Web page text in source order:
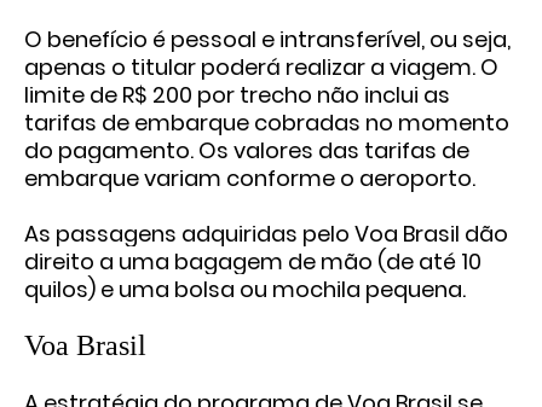
O benefício é pessoal e intransferível, ou seja,
apenas o titular poderá realizar a viagem. O
limite de R$ 200 por trecho não inclui as
tarifas de embarque cobradas no momento
do pagamento. Os valores das tarifas de
embarque variam conforme o aeroporto.
As passagens adquiridas pelo Voa Brasil dão
direito a uma bagagem de mão (de até 10
quilos) e uma bolsa ou mochila pequena.
Voa Brasil